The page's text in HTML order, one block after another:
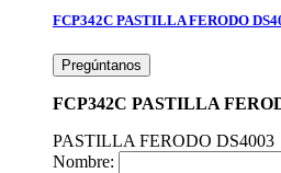
FCP342C PASTILLA FERODO
Pregúntanos
FCP342C PASTILLA
PASTILLA FERODO DS4003
Nombre: